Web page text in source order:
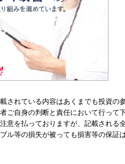
されている内容はあくまでも投資の
ご自身の判断と責任において行って
意を払っておりますが、記載される
ル等の損失が被っても損害等の保証